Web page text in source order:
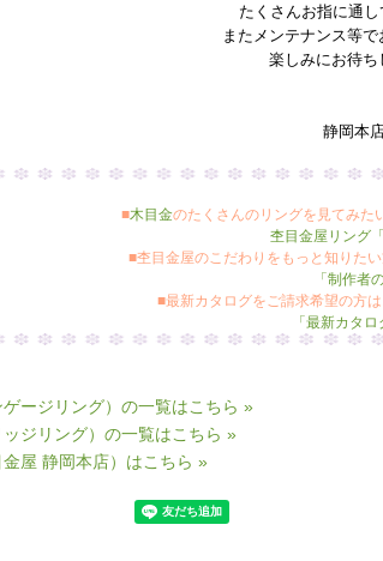
たくさんお指に通
またメンテナンス等
楽しみにお待ち
静岡本
■木目金のたくさんのリングを見てみた
杢目金屋リング
■杢目金屋のこだわりをもっと知りた
「制作者
■最新カタログをご請求希望の方
「最新カタ
ージリング）の一覧はこちら »
ジリング）の一覧はこちら »
屋 静岡本店）はこちら »